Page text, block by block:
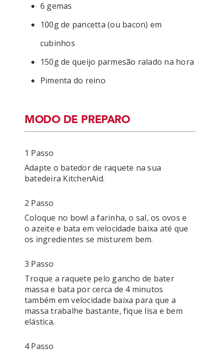
6 gemas
100g de pancetta (ou bacon) em
cubinhos
150g de queijo parmesão ralado na hora
Pimenta do reino
MODO DE PREPARO
1 Passo
Adapte o batedor de raquete na sua
2 Passo
Coloque no bowl a farinha, o sal, os ovos e
o azeite e bata em velocidade baixa até que
os ingredientes se misturem bem.
3 Passo
Troque a raquete pelo gancho de bater
massa e bata por cerca de 4 minutos
também em velocidade baixa para que a
massa trabalhe bastante, fique lisa e bem
elástica.
4 Passo